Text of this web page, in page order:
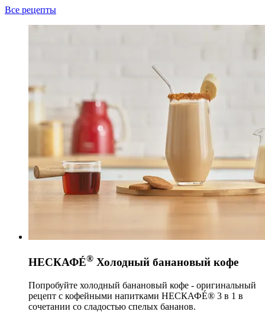
Все рецепты
НЕСКАФÉ® Холодный банановый кофе
Попробуйте холодный банановый кофе - оригинальный
рецепт с кофейными напитками НЕСКАФÉ® 3 в 1 в
сочетании со сладостью спелых бананов.